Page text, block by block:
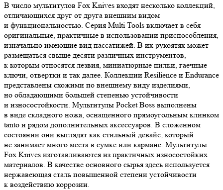
В число мультитулов Fox Knives входят несколько коллекций,
отличающихся друг от друга внешним видом
и функциональностью. Серия Multi Tools включает в себя
оригинальные, практичные в использовании приспособления,
изначально имеющие вид пассатижей. В их рукоятях может
размещаться свыше десяти различных инструментов,
к которым относятся лезвия, миниатюрные пилки, гаечные
ключи, отвертки и так далее. Коллекции Resilience и Endurance
представлены схожими по внешнему виду изделиями,
но обладающими большей степенью устойчивости
и износостойкости. Мультитулы Pocket Boss выполнены
в виде складного ножа, оснащенного прямоугольным клинком
tanto и рядом дополнительных аксессуаров. В сложенном
состоянии они выглядят как стильный девайс, который
не занимает много места в сумке или кармане. Мультитулы
Fox Knives изготавливаются из практичных износостойких
материалов. В качестве основного сырья здесь используется
нержавеющая сталь повышенной степени устойчивости
к воздействию коррозии.